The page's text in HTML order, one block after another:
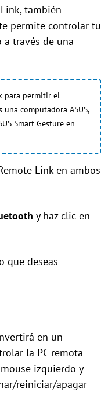
también
permite controlar tu
través de una
para permitir el
una computadora ASUS,
Smart Gesture en
Link en ambos
y haz clic en
que deseas
en un
la PC remota
izquierdo y
reiniciar/apagar